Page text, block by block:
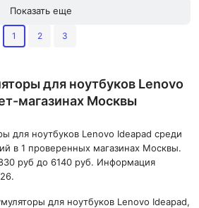
Показать еще
1 2 3
для ноутбуков Lenovo
магазинах Москвы
для ноутбуков Lenovo Ideapad среди
в 1 проверенных магазинах Москвы.
руб до 6140 руб. Информация
для ноутбуков Lenovo Ideapad,